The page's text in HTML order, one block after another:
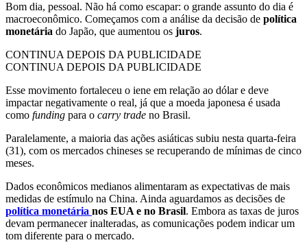
Bom dia, pessoal. Não há como escapar: o grande assunto do dia é
macroeconômico. Começamos com a análise da decisão de política
monetária do Japão, que aumentou os juros.
CONTINUA DEPOIS DA PUBLICIDADE
CONTINUA DEPOIS DA PUBLICIDADE
Esse movimento fortaleceu o iene em relação ao dólar e deve
impactar negativamente o real, já que a moeda japonesa é usada
como funding para o carry trade no Brasil.
Paralelamente, a maioria das ações asiáticas subiu nesta quarta-feira
(31), com os mercados chineses se recuperando de mínimas de cinco
meses.
Dados econômicos medianos alimentaram as expectativas de mais
medidas de estímulo na China. Ainda aguardamos as decisões de
política monetária nos EUA e no Brasil. Embora as taxas de juros
devam permanecer inalteradas, as comunicações podem indicar um
tom diferente para o mercado.